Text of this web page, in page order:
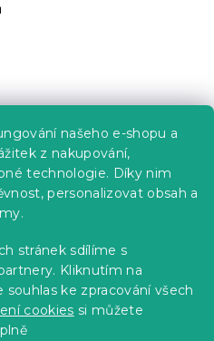
našeho e-shopu a
z nakupování,
technologie. Díky nim
personalizovat obsah a
stránek sdílíme s
Kliknutím na
souhlas ke zpracování všech
cookies si můžete
až 10 %